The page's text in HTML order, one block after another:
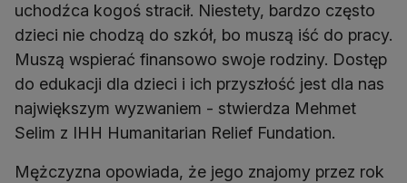
uchodźca kogoś stracił. Niestety, bardzo często
dzieci nie chodzą do szkół, bo muszą iść do pracy.
Muszą wspierać finansowo swoje rodziny. Dostęp
do edukacji dla dzieci i ich przyszłość jest dla nas
największym wyzwaniem - stwierdza Mehmet
Selim z IHH Humanitarian Relief Fundation.
Mężczyzna opowiada, że jego znajomy przez rok